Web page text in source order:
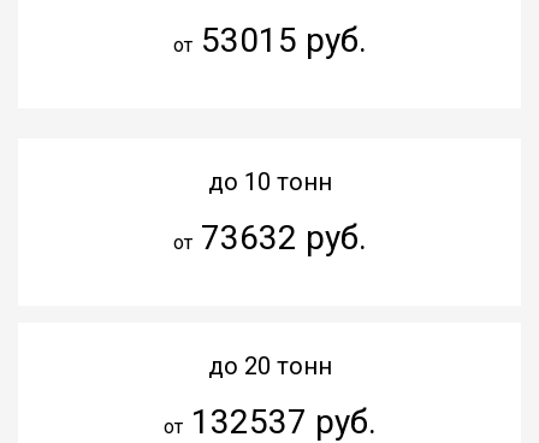
от53015 руб.
до 10 тонн
от73632 руб.
до 20 тонн
от132537 руб.